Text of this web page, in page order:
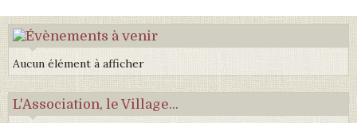
Aucun élément à afficher
L'Association, le Village...